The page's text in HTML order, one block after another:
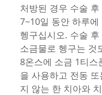
처방된 경우 수술
7~10일 동안 하루
헹구십시오. 수술
소금물로 헹구는 것
8온스에 소금 1티스
을 사용하고 전동
지 않는 한 치아와